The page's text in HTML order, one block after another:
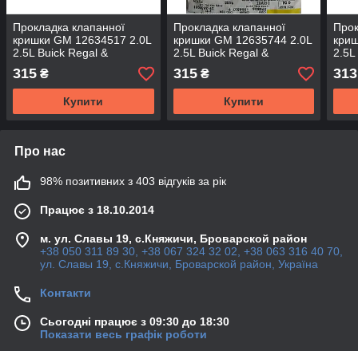
Прокладка клапанної
кришки GM 12634517 2.0L
2.5L Buick Regal &
Chevrolet Camaro Equinox
Malibu & Opel Insignia
315 ₴
Купити
Прокладка клапанної
кришки GM 12635744 2.0L
2.5L Buick Regal &
Chevrolet Camaro Equinox
Malibu & Opel Insignia
315₴
Купити
2.5L
313
Про нас
98% позитивних з 403 відгуків за рік
Працює з 18.10.2014
м. ул. Славы 19, с.Княжичи, Броварской район
+38 050 311 89 30, +38 067 324 32 02, +38 063 316 40 70,
ул. Славы 19, с.Княжичи, Броварской район, Україна
Контакти
Сьогодні працює з 09:30 до 18:30
Показати весь графік роботи